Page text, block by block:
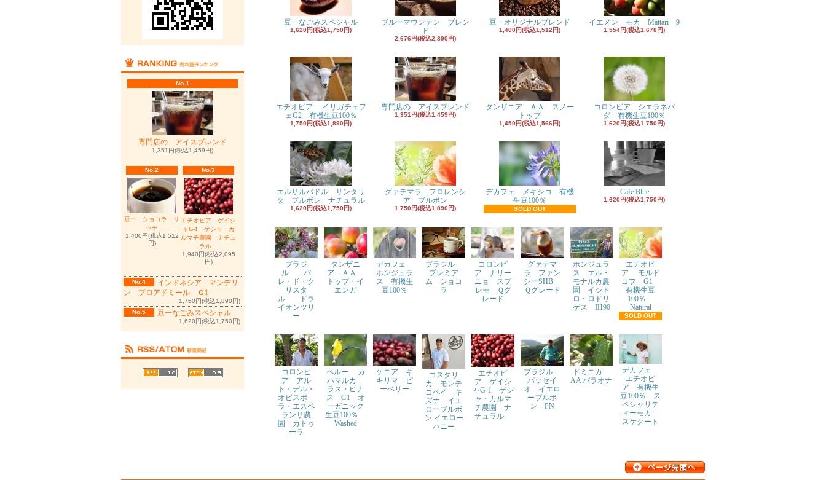
No.1
専門店の アイスブレンド
1,351円(税込1,459円)
No.2
豆一 ショコラ リ
ッチ
1,400円(税込1,512
円)
No.3
エチオピア ゲイシ
ャG-1 ゲシャ・カ
ルマチ農園 ナチュ
ラル
1,940円(税込2,095
円)
No.4
インドネシア マンデリ
ン プロアドミール Ｇ1
1,750円(税込1,890円)
No.5
豆一なごみスペシャル
1,620円(税込1,750円)
豆一なごみスペシャル
1,620円(税込1,750円)
ブルーマウンテン ブレン
ド
2,676円(税込2,890円)
豆一オリジナルブレンド
1,400円(税込1,512円)
イエメン モカ Mattari 9
1,554円(税込1,678円)
エチオピア イリガチェフ
ェG2 有機生豆100％
1,750円(税込1,890円)
専門店の アイスブレンド
1,351円(税込1,459円)
タンザニア ＡＡ スノー
トップ
1,450円(税込1,566円)
コロンビア シエラネバ
ダ 有機生豆100％
1,620円(税込1,750円)
エルサルバドル サンタリ
タ ブルボン ナチュラル
1,620円(税込1,750円)
グァテマラ フロレンシ
ア ブルボン
1,750円(税込1,890円)
デカフェ メキシコ 有機
生豆100％
SOLD OUT
Cafe Blue
1,620円(税込1,750円)
ブラジ
ル バ
レ・ド・ク
リスタ
ル ドラ
イオンツリ
ー
タンザニ
ア ＡＡ
トップ・イ
エンガ
デカフェ
ホンジュラ
ス 有機生
豆100％
ブラジル
プレミア
ム ショコ
ラ
コロンビ
ア ナリー
ニョ スプ
レモ Ｑグ
レード
グァテマ
ラ ファン
シーSHB
Ｑグレード
ホンジュラ
ス エル・
モナルカ農
園 イシド
ロ・ロドリ
ゲス IH90
エチオピ
ア モルド
コフ G1
有機生豆
100％
Natural
SOLD OUT
コロンビ
ア アル
ト・デル・
オビスポ
ラ・エスペ
ランサ農
園 カトゥ
ーラ
ペルー カ
ハマルカ
ラス・ピナ
ス G1 オ
ーガニック
生豆100％
Washed
ケニア ギ
キリマ ピ
ーベリー
コスタリ
カ モンテ
コペイ キ
ズナ イエ
ローブルボ
ン イエロー
ハニー
エチオピ
ア ゲイシ
ャG-1 ゲシ
ャ・カルマ
チ農園 ナ
チュラル
ブラジル
パッセイ
オ イエロ
ーブルボ
ン PN
ドミニカ
AA バラオナ
デカフェ
エチオピ
ア 有機生
豆100％ ス
ペシャリテ
ィーモカ
スケクート